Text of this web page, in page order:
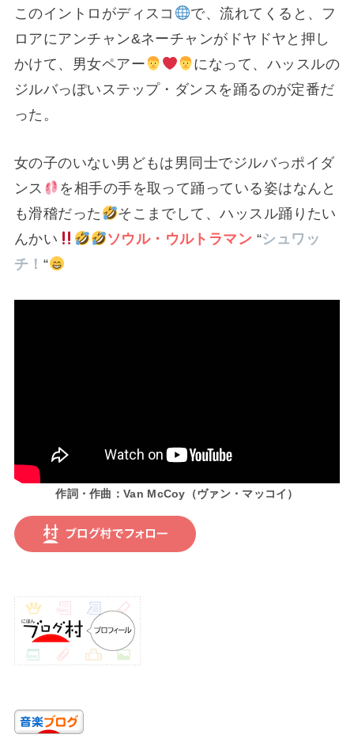
このイントロがディスコ
で、流れてくると、フ
ロアにアンチャン&ネーチャンがドヤドヤと押し
かけて、男女ペアー
になって、ハッスルの
ジルバっぽいステップ・ダンスを踊るのが定番だ
った。
女の子のいない男どもは男同士でジルバっポイダ
ンス
を相手の手を取って踊っている姿はなんと
も滑稽だった
そこまでして、ハッスル踊りたい
んかい
ソウル・ウルトラマン “シュワッ
チ！ “
作詞・作曲：Van McCoy（ヴァン・マッコイ）